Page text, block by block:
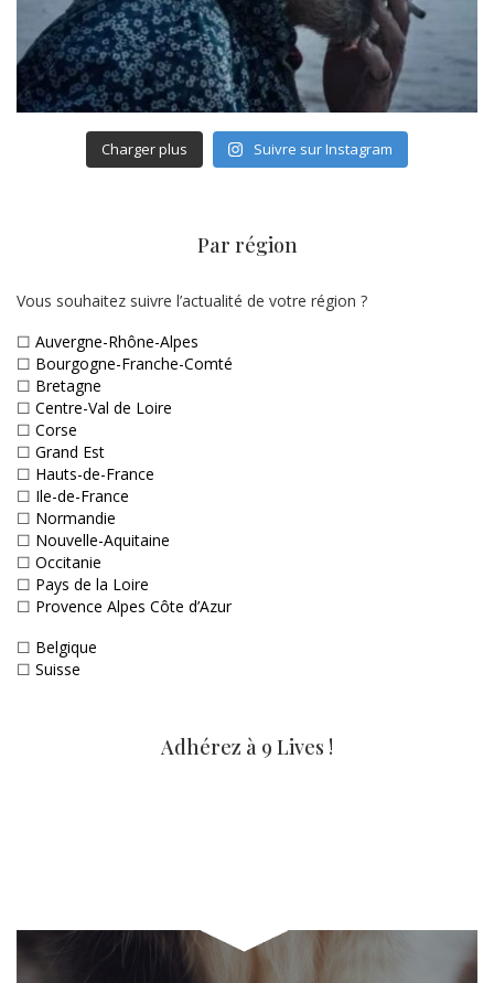
Charger plus Suivre sur Instagram
Par région
Vous souhaitez suivre l’actualité de votre région ?
☐ Auvergne-Rhône-Alpes
☐ Bourgogne-Franche-Comté
☐ Bretagne
☐ Centre-Val de Loire
☐ Corse
☐ Grand Est
☐ Hauts-de-France
☐ Ile-de-France
☐ Normandie
☐ Nouvelle-Aquitaine
☐ Occitanie
☐ Pays de la Loire
☐ Provence Alpes Côte d’Azur
☐ Belgique
☐ Suisse
Adhérez à 9 Lives !